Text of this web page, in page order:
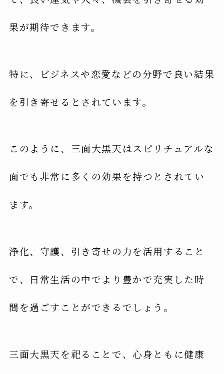
果が期待できます。
特に、ビジネスや恋愛などの分野で良い結果
を引き寄せるとされています。
このように、三面大黒天はスピリチュアルな
面でも非常に多くの効果を持つとされてい
ます。
浄化、守護、引き寄せの力を活用すること
で、日常生活の中でより豊かで充実した時
間を過ごすことができるでしょう。
三面大黒天を祀ることで、心身ともに健康